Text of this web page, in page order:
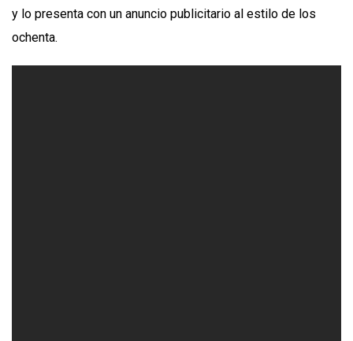
y lo presenta con un anuncio publicitario al estilo de los
ochenta.